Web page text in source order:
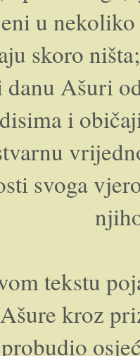
u
skoro
Ašuri
i
svoga
tekstu
kroz